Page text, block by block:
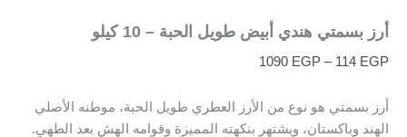
أرز بسمتي هندي أبيض طويل الحبة – 10 كيلو
114 EGP
–
1090 EGP
أرز بسمتي هو نوع من الأرز العطري طويل الحبة، موطنه الأصلي
الهند وباكستان، ويشتهر بنكهته المميزة وقوامه الهش بعد الطهي.